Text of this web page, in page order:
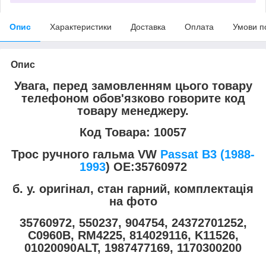
Опис Характеристики Доставка Оплата Умови
Опис
Увага, перед замовленням цього товару
телефоном обов'язково говорите код
товару менеджеру.
Код Товара: 10057
Трос ручного гальма VW Passat B3 (1988-
1993) OE:35760972
б. у. оригінал, стан гарний, комплектація
на фото
35760972, 550237, 904754, 24372701252,
C0960B, RM4225, 814029116, K11526,
01020090ALT, 1987477169, 1170300200